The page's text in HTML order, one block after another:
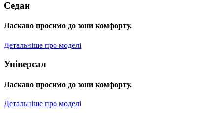
Седан
Ласкаво просимо до зони комфорту.
Детальніше про моделі
Універсал
Ласкаво просимо до зони комфорту.
Детальніше про моделі